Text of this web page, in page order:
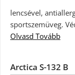
lencsével,
sportszemüveg.
Olvasd Tovább
Arctica S-132 B